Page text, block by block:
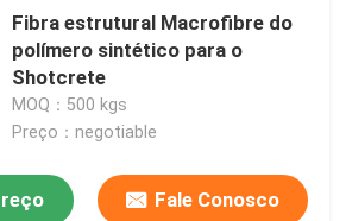
Fibra estrutural Macrofibre do
polímero sintético para o
Shotcrete
MOQ：500 kgs
Preço：negotiable
Fale Conosco